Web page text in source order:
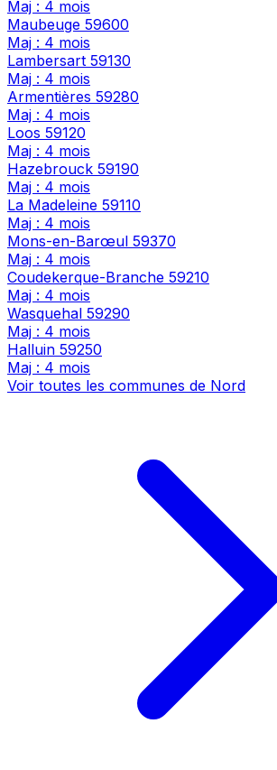
Maj : 4 mois
Maubeuge 59600
Maj : 4 mois
Lambersart 59130
Maj : 4 mois
Armentières 59280
Maj : 4 mois
Loos 59120
Maj : 4 mois
Hazebrouck 59190
Maj : 4 mois
La Madeleine 59110
Maj : 4 mois
Mons-en-Barœul 59370
Maj : 4 mois
Coudekerque-Branche 59210
Maj : 4 mois
Wasquehal 59290
Maj : 4 mois
Halluin 59250
Maj : 4 mois
Voir toutes les communes de Nord